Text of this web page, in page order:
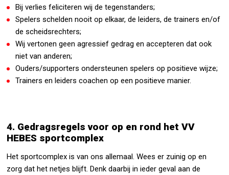
Bij verlies feliciteren wij de tegenstanders;
Spelers schelden nooit op elkaar, de leiders, de trainers en/of
de scheidsrechters;
Wij vertonen geen agressief gedrag en accepteren dat ook
niet van anderen;
Ouders/supporters ondersteunen spelers op positieve wijze;
Trainers en leiders coachen op een positieve manier.
4. Gedragsregels voor op en rond het VV
HEBES sportcomplex
Het sportcomplex is van ons allemaal. Wees er zuinig op en
zorg dat het netjes blijft. Denk daarbij in ieder geval aan de